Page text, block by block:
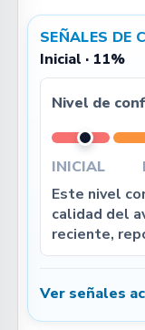
SEÑALES DE
Inicial · 11%
Nivel de
INICIAL
Este nivel
calidad del
reciente,
Ver señales